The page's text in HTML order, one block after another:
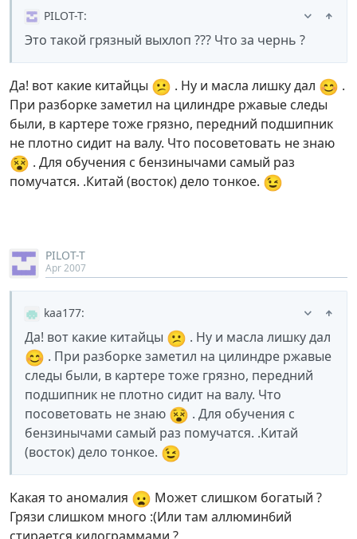
PILOT-T:
Это такой грязный выхлоп ??? Что за чернь ?
Да! вот какие китайцы 😕 . Ну и масла лишку дал 😊 .
При разборке заметил на цилиндре ржавые следы
были, в картере тоже грязно, передний подшипник
не плотно сидит на валу. Что посоветовать не знаю
😵 . Для обучения с бензинычами самый раз
помучатся. .Китай (восток) дело тонкое. 😉
PILOT-T
Apr 2007
kaa177:
Да! вот какие китайцы 😕 . Ну и масла лишку дал
😊 . При разборке заметил на цилиндре ржавые
следы были, в картере тоже грязно, передний
подшипник не плотно сидит на валу. Что
посоветовать не знаю 😵 . Для обучения с
бензинычами самый раз помучатся. .Китай
(восток) дело тонкое. 😉
Какая то аномалия 😦 Может слишком богатый ?
Грязи слишком много :(Или там аллюмин6ий